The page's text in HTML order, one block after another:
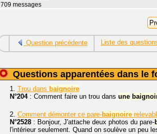
709 messages
Question précédente Liste des
Questions apparentées dans le
1. Trou dans baignoire
N°204: Comment faire un trou dans une
2. Comment démonter ce pare-baignoire
N°2528 : Bonjour, J'attache deux photos du pare-
l'intérieur seulement. Quand on soulève un peu